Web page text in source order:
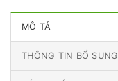
MÔ TẢ
THÔNG TIN BỔ SUNG